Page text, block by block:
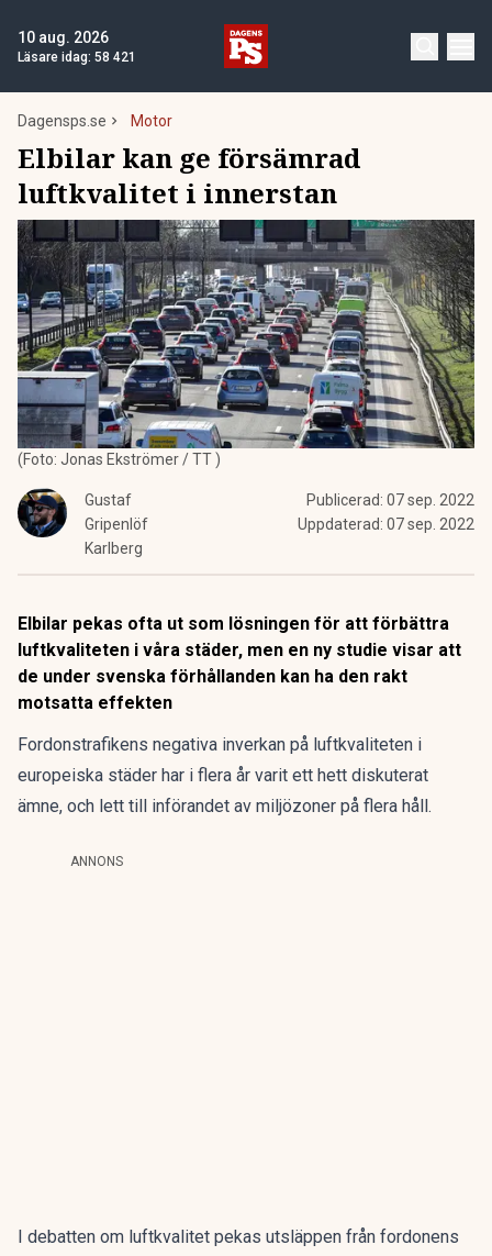
10 aug. 2026
Läsare idag: 58 421
Dagensps.se Motor
Elbilar kan ge försämrad
luftkvalitet i innerstan
(Foto: Jonas Ekströmer / TT )
Gustaf
Gripenlöf
Karlberg
Publicerad: 07 sep. 2022
Uppdaterad: 07 sep. 2022
Elbilar pekas ofta ut som lösningen för att förbättra
luftkvaliteten i våra städer, men en ny studie visar att
de under svenska förhållanden kan ha den rakt
motsatta effekten
Fordonstrafikens negativa inverkan på luftkvaliteten i
europeiska städer har i flera år varit ett hett diskuterat
ämne, och lett till införandet av miljözoner på flera håll.
ANNONS
I debatten om luftkvalitet pekas utsläppen från fordonens